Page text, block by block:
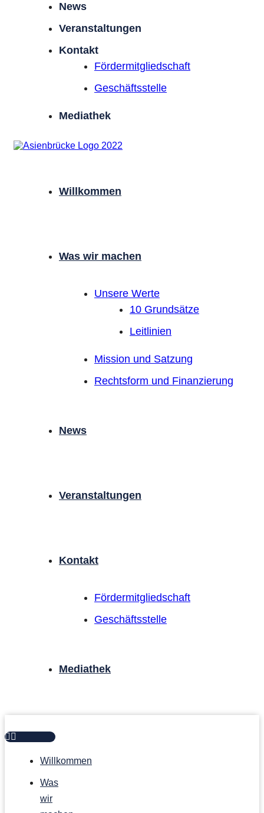
News
Veranstaltungen
Kontakt
Förder­mitgliedschaft
Geschäftsstelle
Mediathek
Willkommen
Was wir machen
Unsere Werte
10 Grundsätze
Leitlinien
Mission und Satzung
Rechtsform und Finanzierung
News
Veranstaltungen
Kontakt
Förder­mitgliedschaft
Geschäftsstelle
Mediathek
Willkommen
Was
wir